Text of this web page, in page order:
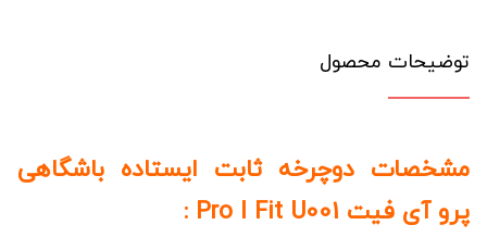
توضیحات محصول
مشخصات دوچرخه ثابت ایستاده باشگاهی
پرو آی فیت Pro I Fit U001 :